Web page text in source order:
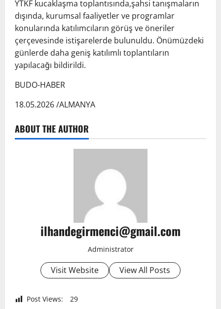
YTKF kucaklaşma toplantısında,şahsi tanışmaların
dışında, kurumsal faaliyetler ve programlar
konularında katılımcıların görüş ve öneriler
çerçevesinde istişarelerde bulunuldu. Önümüzdeki
günlerde daha geniş katılımlı toplantıların
yapılacağı bildirildi.
BUDO-HABER
18.05.2026 /ALMANYA
ABOUT THE AUTHOR
ilhandegirmenci@gmail.com
Administrator
Visit Website View All Posts
Post Views: 29